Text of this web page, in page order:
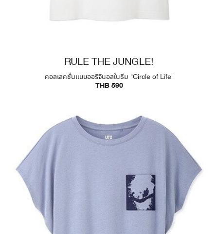
RULE THE JUNGLE!
คอลเลคชั่นแบบออริจินอลในธีม "Circle of Life"
THB 590